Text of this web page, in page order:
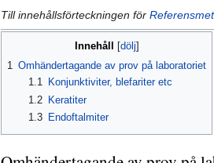
Hoppa
till
Hoppa
till
Till innehållsförteckningen för
Innehåll
1 Omhändertagande av prov på laboratoriet
1.1
Konjunktiviter, blefariter etc
1.2
Keratiter
1.3
Endoftalmiter